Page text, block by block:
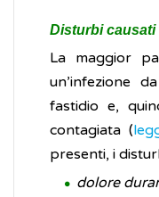
Disturbi causati
La maggior
un’infezione
fastidio e,
contagiata (
presenti, i
dolore